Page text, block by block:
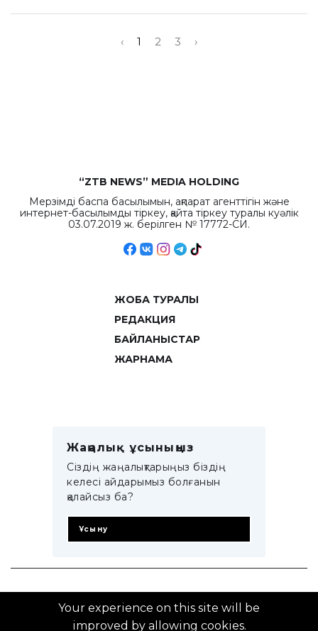
‹ 1 2 3 ›
“ZTB NEWS” MEDIA HOLDING
Мерзімді баспа басылымын, ақпарат агенттігін және
интернет-басылымды тіркеу, қайта тіркеу туралы куәлік
03.07.2019 ж. берілген № 17772-СИ.
ЖОБА ТУРАЛЫ
РЕДАКЦИЯ
БАЙЛАНЫСТАР
ЖАРНАМА
Жаңалық ұсыныңыз
Сіздің жаңалықтарыңыз біздің
келесі айдарымыз болғанын
қалайсыз ба?
Ұсыну
© 2014–2025 ZTB.KZ
Your experience on this site will be
improved by allowing cookies.